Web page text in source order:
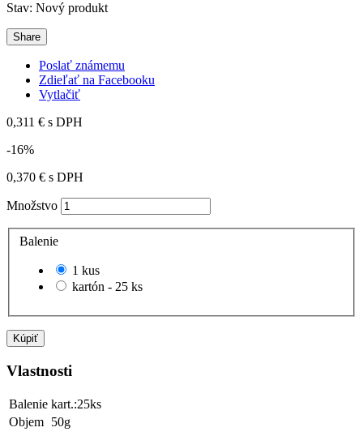
Stav: Nový produkt
Share
Poslať známemu
Zdieľať na Facebooku
Vytlačiť
0,311 € s DPH
-16%
0,370 € s DPH
Množstvo
Balenie
1 kus
kartón - 25 ks
Kúpiť
Vlastnosti
Balenie kart.:25ks
Objem 50g